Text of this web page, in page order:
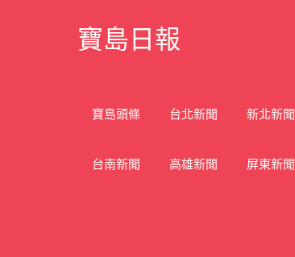
寶島日報
寶島頭條 台北新聞 新北新聞
台南新聞 高雄新聞 屏東新聞